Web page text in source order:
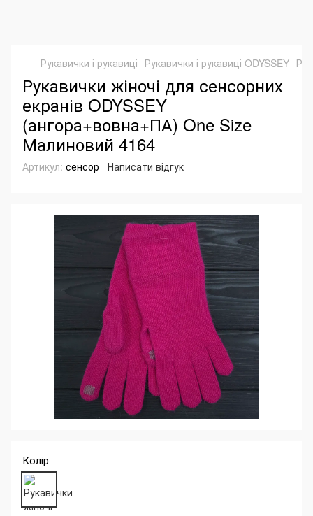
Рукавички і рукавиці Рукавички і рукавиці ODYSSEY
Рукавички жіночі для сенсорних
екранів ODYSSEY
(ангора+вовна+ПА) One Size
Малиновий 4164
Артикул: сенсор Написати відгук
Колір